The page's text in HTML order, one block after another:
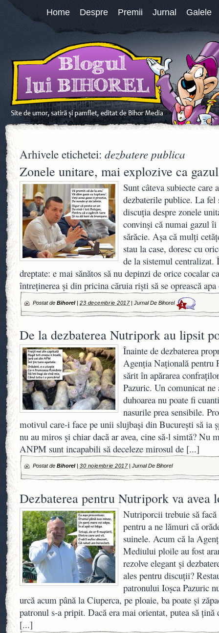
Home Despre Premii Jurnal Galele
Arhivele etichetei: dezbatere publica
Zonele unitare, mai explozive ca
Sunt câteva subiecte care
dezbaterile publice. La fel
discuția despre zonele
convinși că numai gazul
sărăcie. Așa că mulți
stau la case, doresc cu
de la sistemul centralizat.
dreptate: e mai sănătos să nu depinzi de orice cocalar
întreținerea și din pricina căruia riști să se oprească
Postat de Bihorel| 23 decembrie 2017|Jurnal De Bihorel 1
De la dezbaterea Nutripork au lipsit
Înainte de dezbaterea
Agenția Națională pentru
sărit în apărarea
Pazuric. Un comunicat ne
duhoarea nu poate fi
nasurile prea sensibile.
motivul care-i face pe unii slujbași din București să ia
nu au miros și chiar dacă ar avea, cine să-l simtă? Nu
ANPM sunt incapabili să deceleze mirosul de [...]
Postat de Bihorel| 30 noiembrie 2017|Jurnal De Bihorel
Dezbaterea pentru Nutripork va avea
Nutriporcii trebuie să facă
pentru a ne lămuri că
suinele. Acum că la
Mediului ploile au fost
rezolve elegant și
ales pentru discuții?
patronului Ioșca Pazuric
urcă acum până la Ciuperca, pe ploaie, ba poate și
patronul s-a pripit. Dacă era mai orientat, putea să țină
[...]